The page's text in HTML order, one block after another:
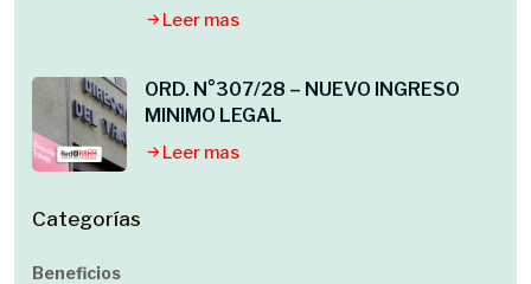
Leer mas
ORD. N°307/28 – NUEVO INGRESO
MINIMO LEGAL
Leer mas
Categorías
Beneficios